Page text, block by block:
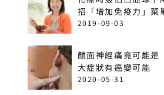
招「增加免疫力」菜
2019-09-03
顏面神經痛竟可能是
大症狀有癌變可能
2020-05-31